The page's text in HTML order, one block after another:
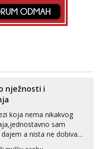
nježnosti i
koja nema nikakvog
sam
a nista ne dobivam